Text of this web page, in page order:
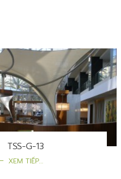
TSS-G-13
XEM TIẾP...